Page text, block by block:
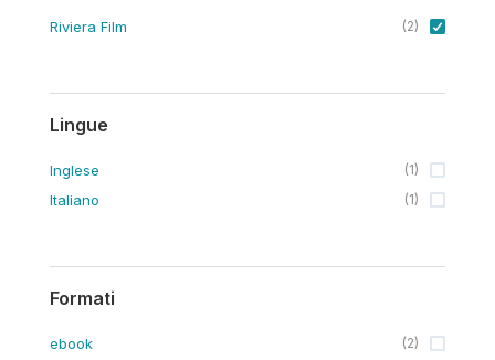
Riviera Film (2)
Lingue
Inglese (1)
Italiano (1)
Formati
ebook (2)